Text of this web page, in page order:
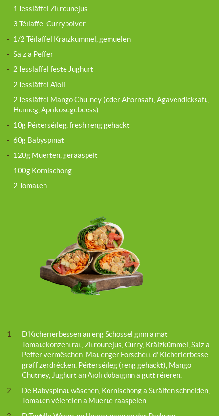
- 1 Iessläffel Zitrounejus
- 3 Téiläffel Currypolver
- 1/2 Téiläffel Kräizkümmel, gemuelen
- Salz a Peffer
- 2 Iessläffel feste Jughurt
- 2 Iessläffel Aïoli
- 2 Iessläffel Mango Chutney (oder Ahornsaft, Agavendicksaft,
Hunneg, Aprikosegebeess)
- 10g Péiterséileg, frësh reng gehackt
- 60g Babyspinat
- 120g Muerten, geraaspelt
- 100g Kornischong
- 2 Tomaten
1
D’Kicherierbessen an eng Schossel ginn a mat
Tomatekonzentrat, Zitrounejus, Curry, Kräizkümmel, Salz a
Peffer vermëschen. Mat enger Forschett d’ Kicherierbesse
graff zerdrécken. Péiterséileg (reng gehackt), Mango
Chutney, Jughurt an Aïoli dobäiginn a gutt réieren.
2
De Babyspinat wäschen, Kornischong a Sträifen schneiden,
Tomaten véierelen a Muerte raaspelen.